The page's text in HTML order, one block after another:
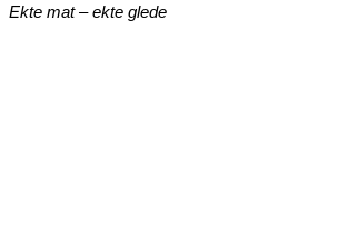
Ekte mat – ekte glede